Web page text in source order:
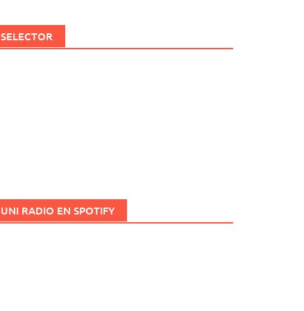
SELECTOR
UNI RADIO EN SPOTIFY